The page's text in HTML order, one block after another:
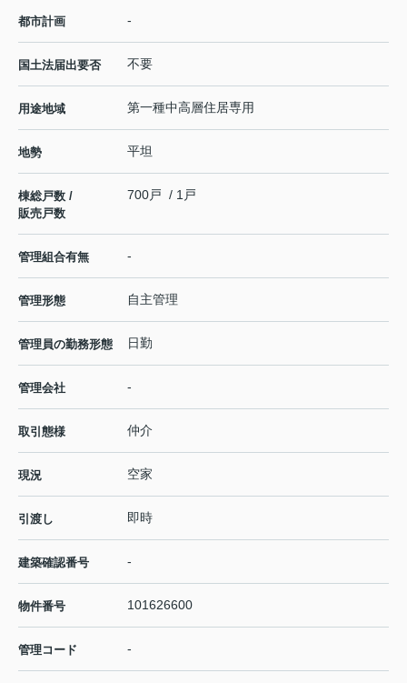
都市計画 -
国土法届出要否 不要
用途地域 第一種中高層住居専用
地勢 平坦
棟総戸数 /
販売戸数
700戸 / 1戸
管理組合有無 -
管理形態 自主管理
管理員の勤務形態 日勤
管理会社 -
取引態様 仲介
現況 空家
引渡し 即時
建築確認番号 -
物件番号 101626600
管理コード -